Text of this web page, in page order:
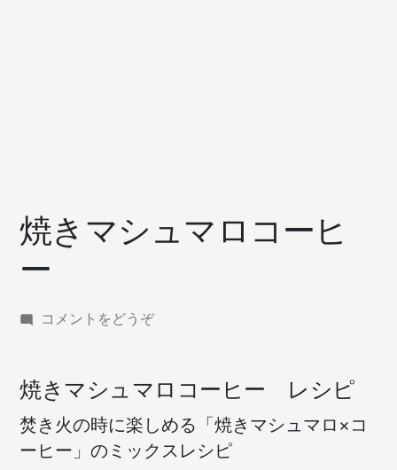
焼きマシュマロコーヒ
ー
コメントをどうぞ(焼
シ
ュ
マ
ロ
コ
焼きマシュマロコーヒー レシピ
焚き火の時に楽しめる「焼きマシュマロ×コ
ーヒー」のミックスレシピ